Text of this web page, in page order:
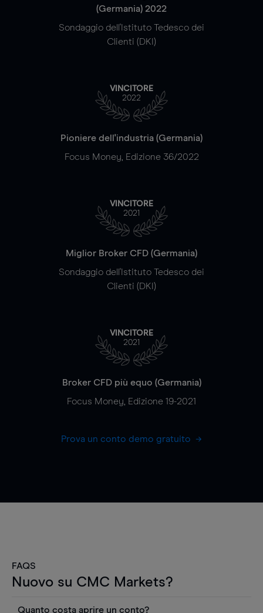
(Germania) 2022
Sondaggio dell'Istituto Tedesco dei
Clienti (DKI)
VINCITORE
2022
Pioniere dell'industria (Germania)
Focus Money, Edizione 36/2022
VINCITORE
2021
Miglior Broker CFD (Germania)
Sondaggio dell'Istituto Tedesco dei
Clienti (DKI)
VINCITORE
2021
Broker CFD più equo (Germania)
Focus Money, Edizione 19-2021
Prova un conto demo gratuito
FAQS
Nuovo su CMC Markets?
Quanto costa aprire un conto?